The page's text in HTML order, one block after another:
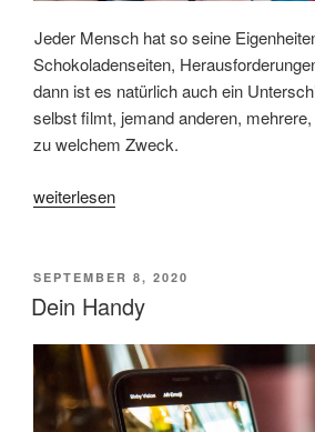
Jeder Mensch hat so seine
Schokoladenseiten,
dann ist es natürlich auch ein
selbst filmt, jemand anderen,
zu welchem Zweck.
„Bildaufbau
–
jede
andere
Regeln“
weiterlesen
VERÖFFENTLICHT
AM
SEPTEMBER 8, 2020
Dein Handy